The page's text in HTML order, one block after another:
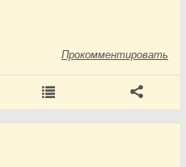
Прокомментировать